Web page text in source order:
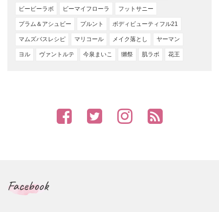
ビービーラボ ビーマイフローラ フットサニー
プラム＆アシュビー プルント ボディビューティフル21
マムズバスレシピ マリコール メイク落とし ヤーマン
ヨル ヴァントルテ 今泉まいこ 獺祭 肌ラボ 花王
Facebook